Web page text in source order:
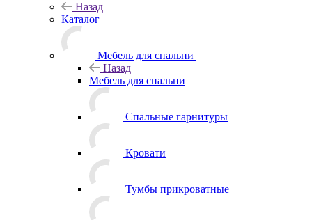
Назад
Каталог
Мебель для спальни
Назад
Мебель для спальни
Спальные гарнитуры
Кровати
Тумбы прикроватные